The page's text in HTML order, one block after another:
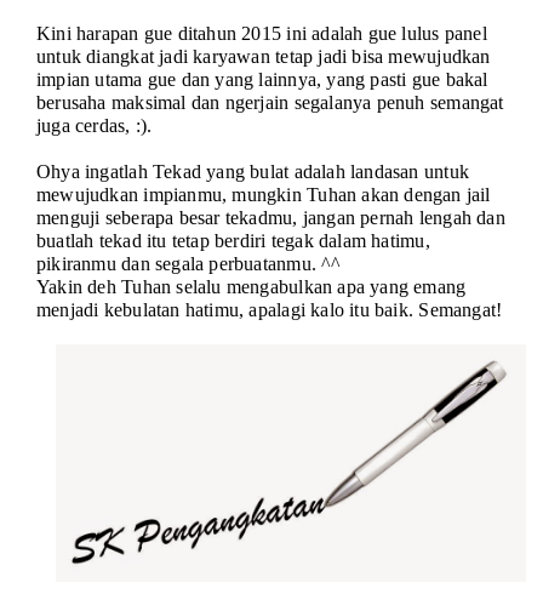
Kini harapan gue ditahun 2015 ini adalah gue lulus panel
untuk diangkat jadi karyawan tetap jadi bisa mewujudkan
impian utama gue dan yang lainnya, yang pasti gue bakal
berusaha maksimal dan ngerjain segalanya penuh semangat
juga cerdas, :).
Ohya ingatlah Tekad yang bulat adalah landasan untuk
mewujudkan impianmu, mungkin Tuhan akan dengan jail
menguji seberapa besar tekadmu, jangan pernah lengah dan
buatlah tekad itu tetap berdiri tegak dalam hatimu,
pikiranmu dan segala perbuatanmu. ^^
Yakin deh Tuhan selalu mengabulkan apa yang emang
menjadi kebulatan hatimu, apalagi kalo itu baik. Semangat!